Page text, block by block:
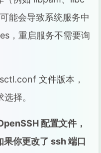
能会导致系统服务中
，重启服务不需要询
文件版本，
择。
配置文件，
果你更改了 ssh 端口